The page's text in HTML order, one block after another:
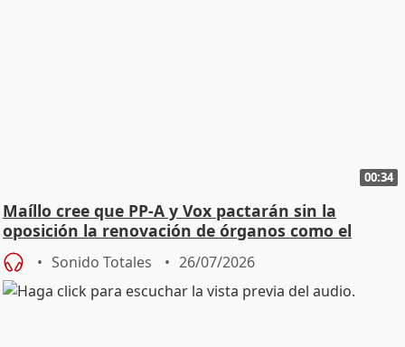
00:34
Maíllo cree que PP-A y Vox pactarán sin la
oposición la renovación de órganos como el
Defensor
Sonido Totales 26/07/2026